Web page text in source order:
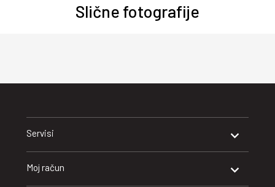
Slične fotografije
Servisi
Moj račun